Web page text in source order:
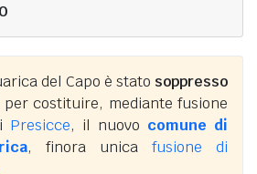
del Capo è stato soppresso
per costituire, mediante fusione
Presicce, il nuovo comune di
, finora unica fusione di